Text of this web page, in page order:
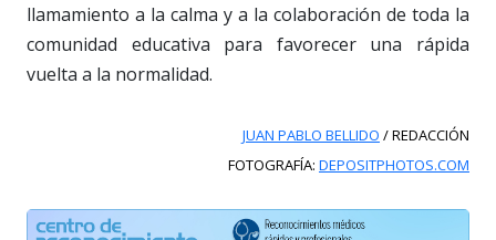
llamamiento a la calma y a la colaboración de toda la
comunidad educativa para favorecer una rápida
vuelta a la normalidad.
JUAN PABLO BELLIDO / REDACCIÓN
FOTOGRAFÍA: DEPOSITPHOTOS.COM